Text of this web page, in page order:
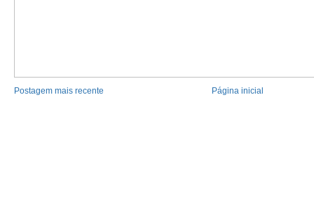
Postagem mais recente Página inicial